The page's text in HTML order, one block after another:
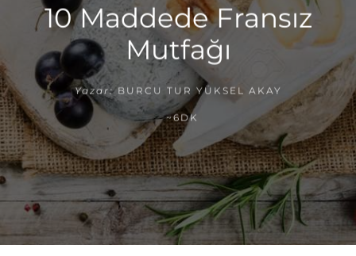
10 Maddede Fransız
Mutfağı
Yazar: BURCU TUR YÜKSEL AKAY
~6DK